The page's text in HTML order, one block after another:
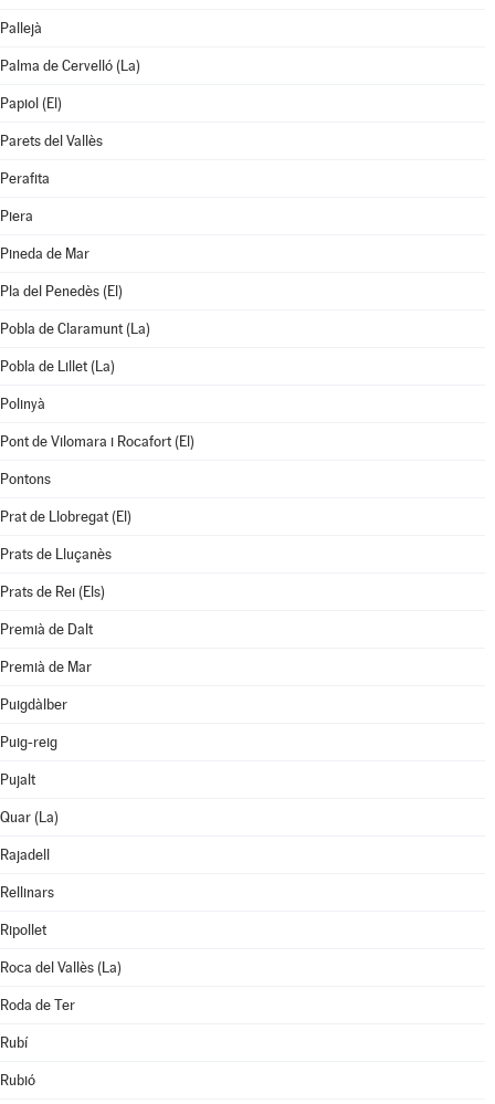
Pallejà
Palma de Cervelló (La)
Papiol (El)
Parets del Vallès
Perafita
Piera
Pineda de Mar
Pla del Penedès (El)
Pobla de Claramunt (La)
Pobla de Lillet (La)
Polinyà
Pont de Vilomara i Rocafort (El)
Pontons
Prat de Llobregat (El)
Prats de Lluçanès
Prats de Rei (Els)
Premià de Dalt
Premià de Mar
Puigdàlber
Puig-reig
Pujalt
Quar (La)
Rajadell
Rellinars
Ripollet
Roca del Vallès (La)
Roda de Ter
Rubí
Rubió